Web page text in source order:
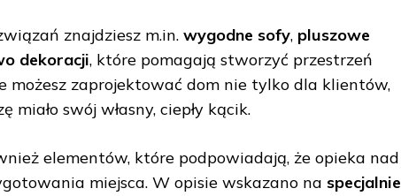
znajdziesz m.in. wygodne sofy, pluszowe
dekoracji, które pomagają stworzyć przestrzeń
możesz zaprojektować dom nie tylko dla klientów,
swój własny, ciepły kącik.
elementów, które podpowiadają, że opieka nad
miejsca. W opisie wskazano na specjalnie